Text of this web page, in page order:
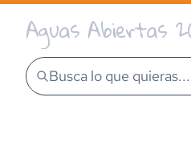
Aguas Abiertas
Busca lo que quieras...